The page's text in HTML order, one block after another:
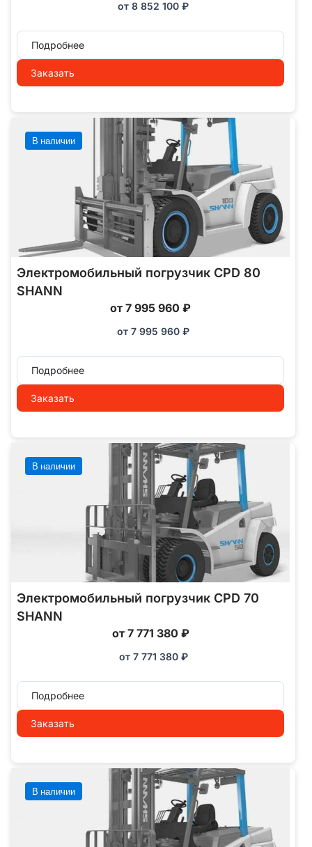
от 8 852 100 ₽
Подробнее
Заказать
В наличии
Электромобильный погрузчик CPD 80
SHANN
от 7 995 960 ₽
от 7 995 960 ₽
Подробнее
Заказать
В наличии
Электромобильный погрузчик CPD 70
SHANN
от 7 771 380 ₽
от 7 771 380 ₽
Подробнее
Заказать
В наличии